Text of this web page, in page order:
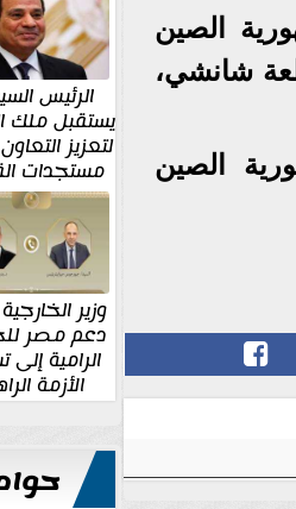
الصين
شانشي،
الصين
الرئيس
يستقبل ملك
لتعزيز
مستجدات
الإقليمية
وزير
دعم مصر
الرامية إلى
الأزمة